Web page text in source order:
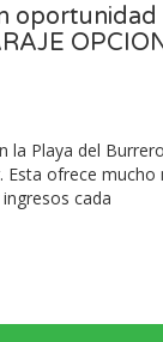
oportunidad
la Playa del
Esta ofrece mucho
cada